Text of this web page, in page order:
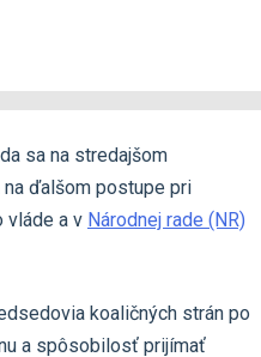
sa na stredajšom
ďalšom postupe pri
vláde a v Národnej rade (NR)
koaličných strán po
a spôsobilosť prijímať